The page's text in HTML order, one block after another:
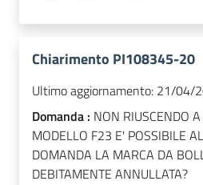
Chiarimento PI108345-20
Ultimo aggiornamento: 21/04/
Domanda : NON RIUSCENDO
MODELLO F23 E' POSSIBILE
DOMANDA LA MARCA DA
DEBITAMENTE ANNULLATA?